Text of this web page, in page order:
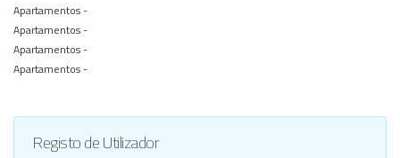
Apartamentos -
Apartamentos -
Apartamentos -
Apartamentos -
Registo de Utilizador